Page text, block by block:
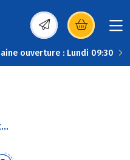
(s’ouvre dans une
ouverture : Lundi 09:30